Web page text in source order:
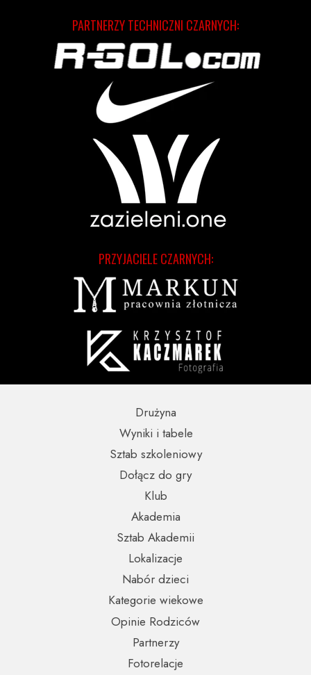
PRZYJACIELE CZARNYCH:
PARTNERZY TECHNICZNI CZARNYCH:
Partnerzy
Opinie Rodziców
Nabór dzieci
Wyniki i tabele
Fotorelacje
Kategorie wiekowe
Lokalizacje
Sztab szkoleniowy
Sztab Akademii
Dołącz do gry
Drużyna
Akademia
Klub